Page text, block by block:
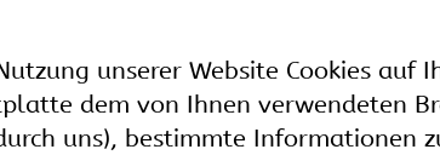
unserer Website Cookies auf
dem von Ihnen verwendeten
uns), bestimmte Informationen